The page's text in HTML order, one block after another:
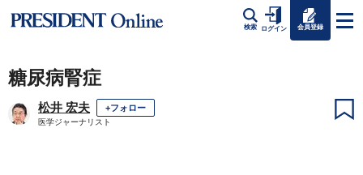
検索 ログイン 会員登録
糖尿病腎症
松井 宏夫 +フォロー
医学ジャーナリスト